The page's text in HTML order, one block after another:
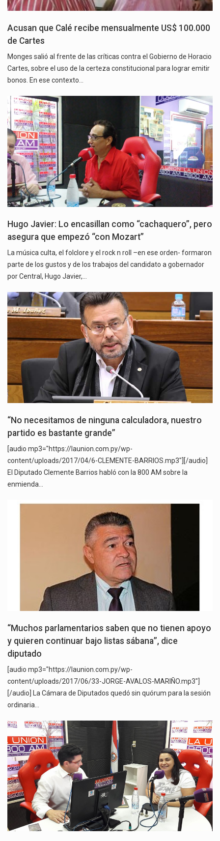
Acusan que Calé recibe mensualmente US$ 100.000
de Cartes
Monges salió al frente de las críticas contra el Gobierno de Horacio
Cartes, sobre el uso de la certeza constitucional para lograr emitir
bonos. En ese contexto…
Hugo Javier: Lo encasillan como “cachaquero”, pero
asegura que empezó “con Mozart”
La música culta, el folclore y el rock n roll –en ese orden- formaron
parte de los gustos y de los trabajos del candidato a gobernador
por Central, Hugo Javier,…
“No necesitamos de ninguna calculadora, nuestro
partido es bastante grande”
[audio mp3="https://launion.com.py/wp-
content/uploads/2017/04/6-CLEMENTE-BARRIOS.mp3"][/audio]
El Diputado Clemente Barrios habló con la 800 AM sobre la
enmienda…
“Muchos parlamentarios saben que no tienen apoyo
y quieren continuar bajo listas sábana”, dice
diputado
[audio mp3="https://launion.com.py/wp-
content/uploads/2017/06/33-JORGE-AVALOS-MARIÑO.mp3"]
[/audio] La Cámara de Diputados quedó sin quórum para la sesión
ordinaria…